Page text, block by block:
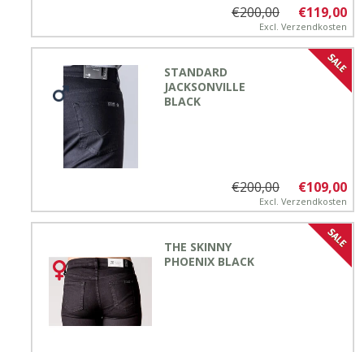
€119,00
€200,00
Excl. Verzendkosten
STANDARD
JACKSONVILLE
BLACK
€109,00
€200,00
Excl. Verzendkosten
THE SKINNY
PHOENIX BLACK